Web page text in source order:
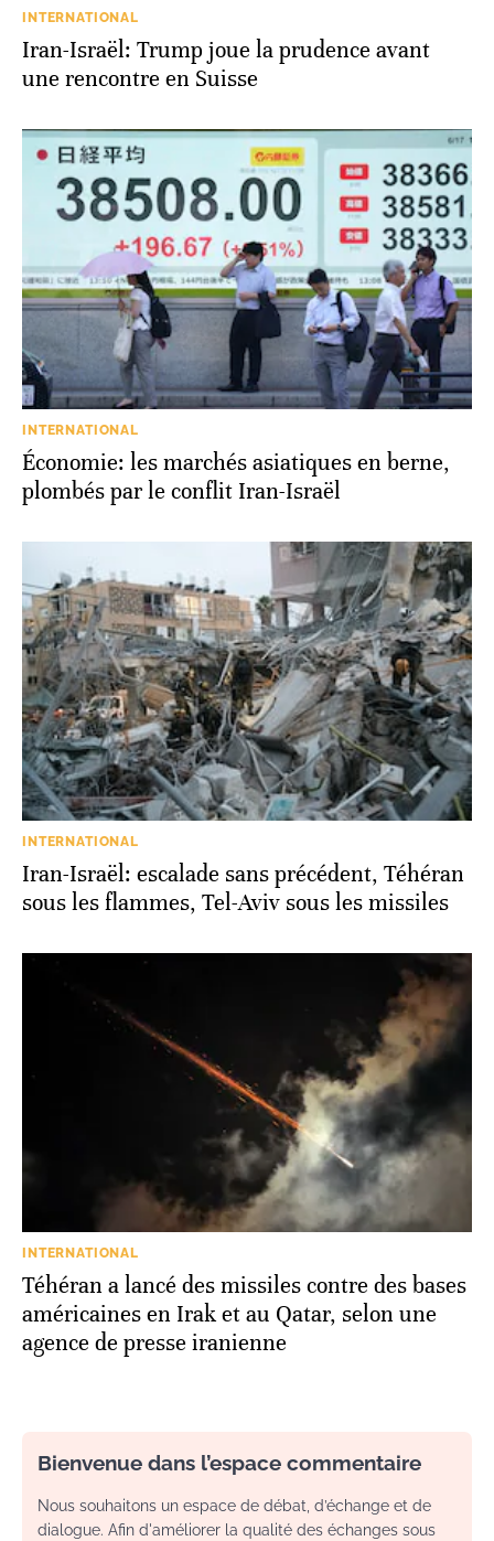
INTERNATIONAL
Iran-Israël: Trump joue la prudence avant
une rencontre en Suisse
INTERNATIONAL
Économie: les marchés asiatiques en berne,
plombés par le conflit Iran-Israël
INTERNATIONAL
Iran-Israël: escalade sans précédent, Téhéran
sous les flammes, Tel-Aviv sous les missiles
INTERNATIONAL
Téhéran a lancé des missiles contre des bases
américaines en Irak et au Qatar, selon une
agence de presse iranienne
Bienvenue dans l’espace commentaire
Nous souhaitons un espace de débat, d’échange et de
dialogue. Afin d'améliorer la qualité des échanges sous